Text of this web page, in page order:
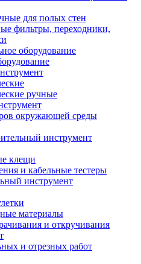
для полых стен
фильтры, переходники,
оборудование
ручные
окружающей среды
инструмент
клещи
и кабельные тестеры
инструмент
материалы
и откручивания
и отрезных работ